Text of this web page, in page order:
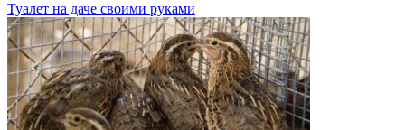
Туалет на даче своими руками